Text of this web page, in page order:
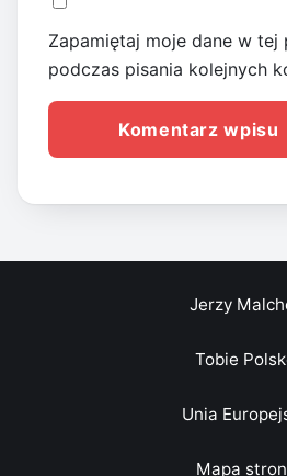
Zapamiętaj moje dane w tej
podczas pisania kolejnych
Jerzy
Tobie
Unia
Mapa